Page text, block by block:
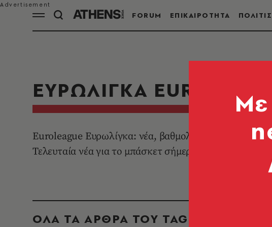
FORUM ΕΠΙΚΑΙΡΟΤΗΤΑ
ΕΥΡΩΛΙΓΚΑ
Euroleague Ευρωλίγκα: νέα, βαθμολογία, πρόγραμμα,
Τελευταία νέα για το μπάσκετ σήμερα από την Athens
ΟΛΑ ΤΑ ΑΡΘΡΑ ΤΟΥ TAG